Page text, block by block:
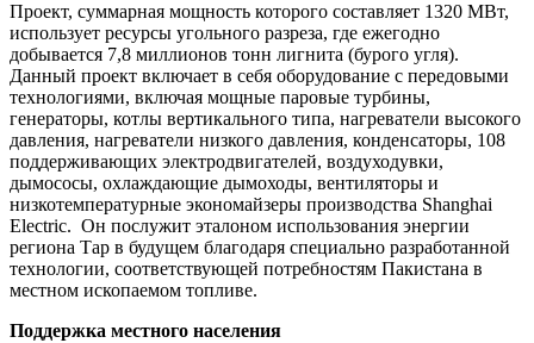
Проект, суммарная мощность которого составляет 1320 МВт,
использует ресурсы угольного разреза, где ежегодно
добывается 7,8 миллионов тонн лигнита (бурого угля).
Данный проект включает в себя оборудование с передовыми
технологиями, включая мощные паровые турбины,
генераторы, котлы вертикального типа, нагреватели высокого
давления, нагреватели низкого давления, конденсаторы, 108
поддерживающих электродвигателей, воздуходувки,
дымососы, охлаждающие дымоходы, вентиляторы и
низкотемпературные экономайзеры производства Shanghai
Electric. Он послужит эталоном использования энергии
региона Тар в будущем благодаря специально разработанной
технологии, соответствующей потребностям Пакистана в
местном ископаемом топливе.
Поддержка местного населения